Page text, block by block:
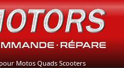
Motos Quads Scooters